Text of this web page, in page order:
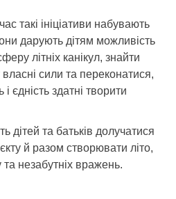
такі ініціативи набувають
дарують дітям можливість
літніх канікул, знайти
власні сили та переконатися,
єдність здатні творити
дітей та батьків долучатися
й разом створювати літо,
незабутніх вражень.